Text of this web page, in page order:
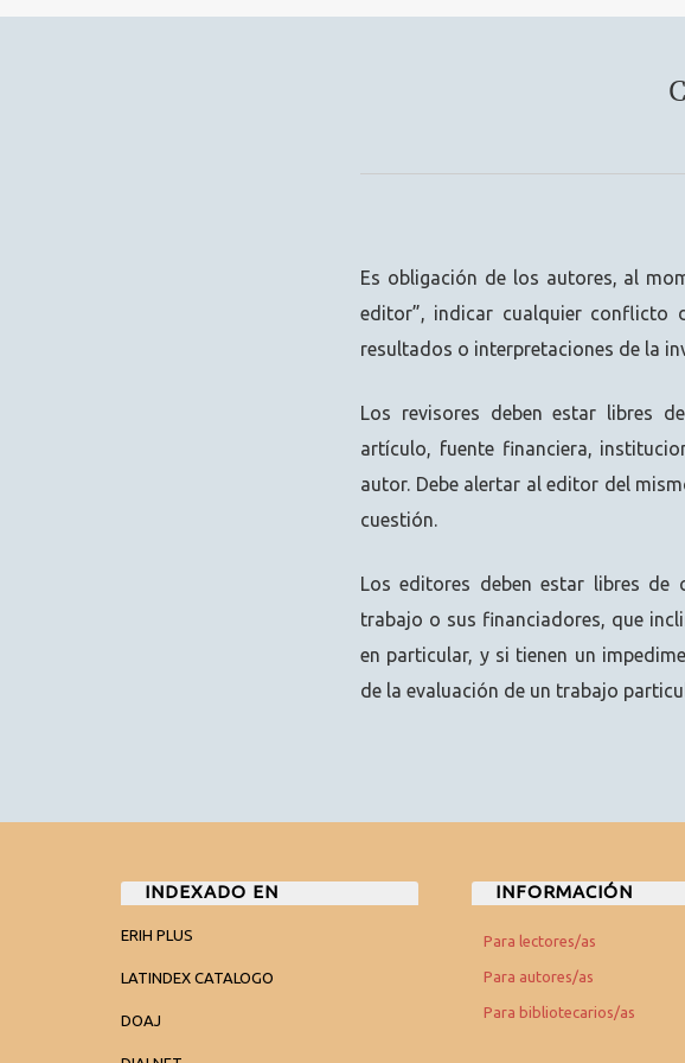
Es obligación de los autores, al
editor”, indicar cualquier conflicto
resultados o interpretaciones de la
Los revisores deben estar libres
artículo, fuente financiera,
autor. Debe alertar al editor del
cuestión.
Los editores deben estar libres
trabajo o sus financiadores, que
en particular, y si tienen un
de la evaluación de un trabajo
INDEXADO EN
ERIH PLUS
LATINDEX CATALOGO
DOAJ
INFORMACIÓN
Para lectores/as
Para autores/as
Para bibliotecarios/as